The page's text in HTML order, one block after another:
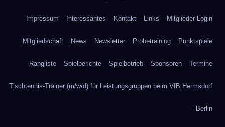
Impressum Interessantes Kontakt Links Mitglieder Login
Mitgliedschaft News Newsletter Probetraining Punktspiele
Rangliste Spielberichte Spielbetrieb Sponsoren Termine
Tischtennis-Trainer (m/w/d) für Leistungsgruppen beim VfB Hermsdorf
– Berlin